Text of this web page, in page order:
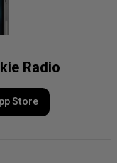
Radio
Store